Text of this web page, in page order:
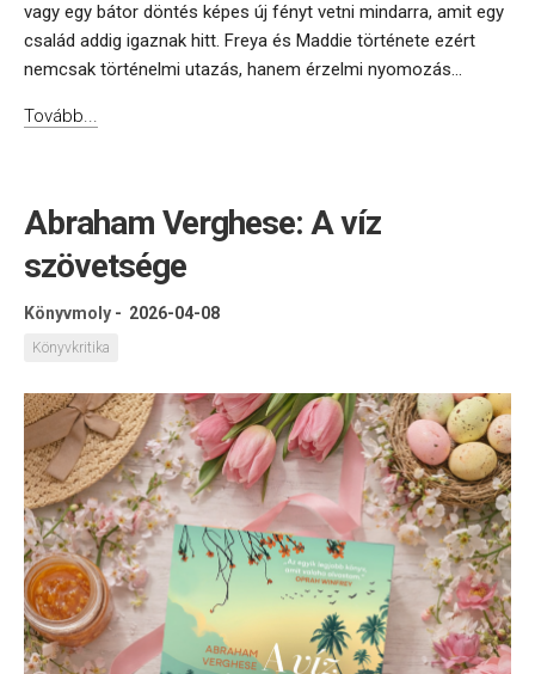
vagy egy bátor döntés képes új fényt vetni mindarra, amit egy
család addig igaznak hitt. Freya és Maddie története ezért
nemcsak történelmi utazás, hanem érzelmi nyomozás...
Tovább...
Abraham Verghese: A víz
szövetsége
Könyvmoly - 2026-04-08
Könyvkritika